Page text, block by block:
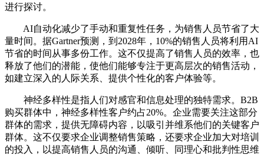
进行探讨。
AI自动化减少了手动和重复性任务，为销售人员节省了大
量时间。据Gartner预测，到2028年，10%的销售人员将利用AI
节省的时间从事多份工作。这不仅提高了销售人员的效率，也
释放了他们的潜能，使他们能够专注于更高层次的销售活动，
如建立深入的人际关系、提供个性化的客户体验等。
神经多样性是指人们对感官和信息处理的独特需求。B2B
购买群体中，神经多样性客户约占20%。企业需要关注这部分
群体的需求，提供无障碍内容，以吸引并维系他们的关键客户
群体。这不仅要求企业调整销售策略，还要求企业加大对培训
的投入，以提高销售人员的沟通、倾听、同理心和批判性思维